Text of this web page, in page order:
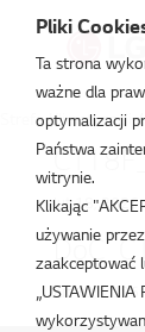
Strefa Klimatyzacji
lut 18, 2026
lut 18, 2026
Pliki
Ta strona
ważne dla
optymalizacji
Państwa
witrynie.
Klikając
używanie
zaakceptować
„USTAWIENIA